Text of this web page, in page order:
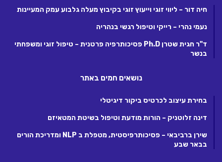
חיה דור – ליווי זוגי וייעוץ זוגי בקיבוץ מעלה גלבוע עמק המעיינות
נעמי נהרי – רייקי וטיפול רגשי בנהריה
ד"ר חגית שטרן Ph.D פסיכותרפיה פרטנית – טיפול זוגי ומשפחתי
בנשר
נושאים חמים באתר
בחירת עיצוב לכרטיס ביקור דיגיטלי
דינה זלוטניק – הורות מודעת וטיפול בשיטת המטאיזם
שירן ברביבאי – פסיכותרפיסטית, מטפלת ב NLP ומדריכת הורים
בבאר שבע